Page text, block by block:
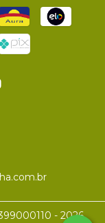
- 2026.